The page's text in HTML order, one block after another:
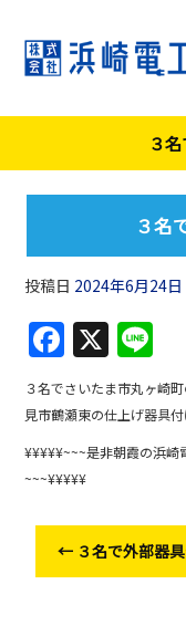
３
３名
投稿日 2024年6月24日
F
a
c
e
b
o
o
k
X
n
e
３名でさいたま市丸ヶ崎
見市鶴瀬東の仕上げ器具
¥¥¥¥¥~~~是非朝霞の浜崎
~~~¥¥¥¥¥
← ３名で外部器